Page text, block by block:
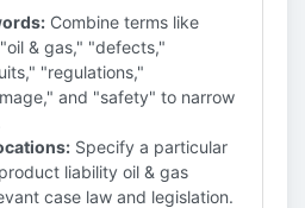
Combine terms like
& gas," "defects,"
"regulations,"
and "safety" to narrow
Specify a particular
liability oil & gas
case law and legislation.